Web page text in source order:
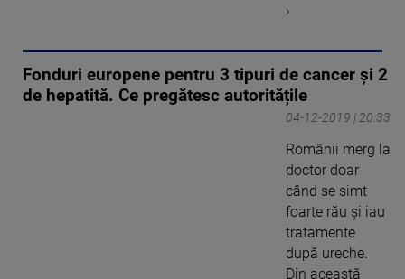
›
Fonduri europene pentru 3 tipuri de cancer și 2
de hepatită. Ce pregătesc autoritățile
04-12-2019 | 20:33
Românii merg la
doctor doar
când se simt
foarte rău și iau
tratamente
după ureche.
Din această